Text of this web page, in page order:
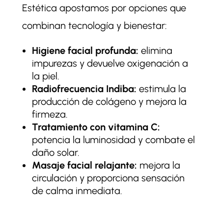
Estética apostamos por opciones que
combinan tecnología y bienestar:
Higiene facial profunda: elimina
impurezas y devuelve oxigenación a
la piel.
Radiofrecuencia Indiba: estimula la
producción de colágeno y mejora la
firmeza.
Tratamiento con vitamina C:
potencia la luminosidad y combate el
daño solar.
Masaje facial relajante: mejora la
circulación y proporciona sensación
de calma inmediata.